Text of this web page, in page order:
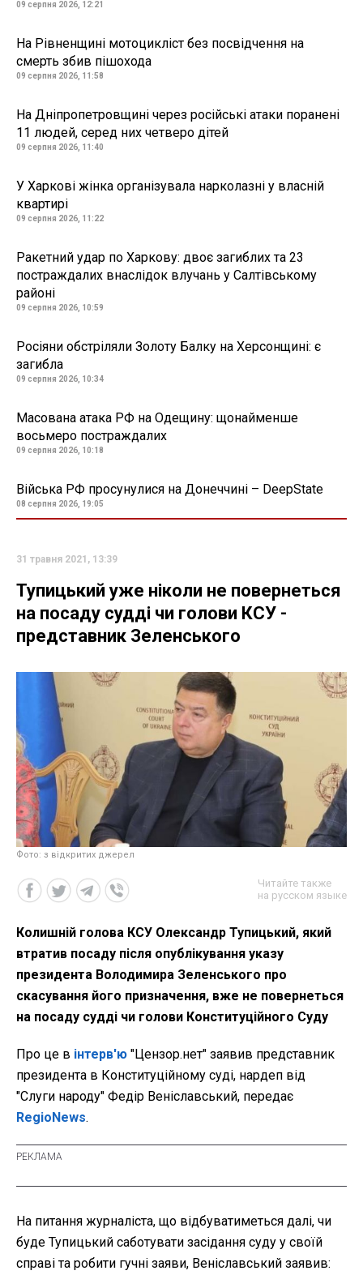
09 серпня 2026, 12:21
На Рівненщині мотоцикліст без посвідчення на
смерть збив пішохода
09 серпня 2026, 11:58
На Дніпропетровщині через російські атаки поранені
11 людей, серед них четверо дітей
09 серпня 2026, 11:40
У Харкові жінка організувала нарколазні у власній
квартирі
09 серпня 2026, 11:22
Ракетний удар по Харкову: двоє загиблих та 23
постраждалих внаслідок влучань у Салтівському
районі
09 серпня 2026, 10:59
Росіяни обстріляли Золоту Балку на Херсонщині: є
загибла
09 серпня 2026, 10:34
Масована атака РФ на Одещину: щонайменше
восьмеро постраждалих
09 серпня 2026, 10:18
Війська РФ просунулися на Донеччині – DeepState
08 серпня 2026, 19:05
31 травня 2021, 13:39
Тупицький уже ніколи не повернеться
на посаду судді чи голови КСУ -
представник Зеленського
Фото: з відкритих джерел
Читайте также
на русском языке
Колишній голова КСУ Олександр Тупицький, який
втратив посаду після опублікування указу
президента Володимира Зеленського про
скасування його призначення, вже не повернеться
на посаду судді чи голови Конституційного Суду
Про це в інтерв'ю "Цензор.нет" заявив представник
президента в Конституційному суді, нардеп від
"Слуги народу" Федір Веніславський, передає
RegioNews.
На питання журналіста, що відбуватиметься далі, чи
буде Тупицький саботувати засідання суду у своїй
справі та робити гучні заяви, Веніславський заявив: